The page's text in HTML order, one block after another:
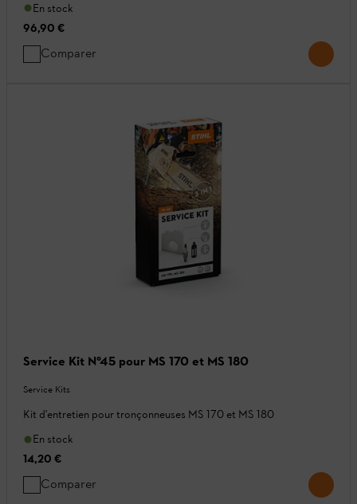
En stock
96,90 €
Comparer
Service Kit N°45 pour MS 170 et MS 180
Service Kits
Kit d'entretien pour tronçonneuses MS 170 et MS 180
En stock
14,20 €
Comparer